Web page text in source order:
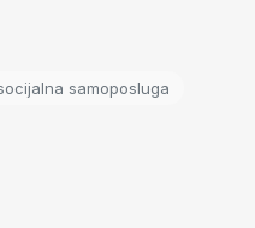
samoposluga